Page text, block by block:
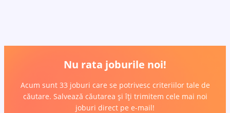
Nu rata joburile noi!
Acum sunt 33 joburi care se potrivesc criteriilor tale de
căutare. Salvează căutarea și îți trimitem cele mai noi
joburi direct pe e-mail!